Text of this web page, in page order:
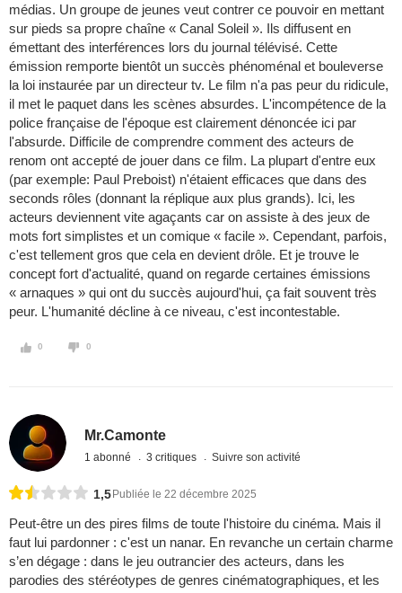
médias. Un groupe de jeunes veut contrer ce pouvoir en mettant
sur pieds sa propre chaîne « Canal Soleil ». Ils diffusent en
émettant des interférences lors du journal télévisé. Cette
émission remporte bientôt un succès phénoménal et bouleverse
la loi instaurée par un directeur tv. Le film n'a pas peur du ridicule,
il met le paquet dans les scènes absurdes. L'incompétence de la
police française de l'époque est clairement dénoncée ici par
l'absurde. Difficile de comprendre comment des acteurs de
renom ont accepté de jouer dans ce film. La plupart d'entre eux
(par exemple: Paul Preboist) n'étaient efficaces que dans des
seconds rôles (donnant la réplique aux plus grands). Ici, les
acteurs deviennent vite agaçants car on assiste à des jeux de
mots fort simplistes et un comique « facile ». Cependant, parfois,
c'est tellement gros que cela en devient drôle. Et je trouve le
concept fort d'actualité, quand on regarde certaines émissions
« arnaques » qui ont du succès aujourd'hui, ça fait souvent très
peur. L'humanité décline à ce niveau, c'est incontestable.
0 0
Mr.Camonte
1 abonné 3 critiques Suivre son activité
1,5 Publiée le 22 décembre 2025
Peut-être un des pires films de toute l'histoire du cinéma. Mais il
faut lui pardonner : c'est un nanar. En revanche un certain charme
s’en dégage : dans le jeu outrancier des acteurs, dans les
parodies des stéréotypes de genres cinématographiques, et les